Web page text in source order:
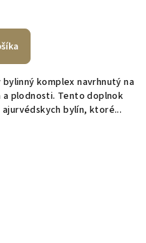
komplex navrhnutý na
plodnosti. Tento doplnok
bylín, ktoré...